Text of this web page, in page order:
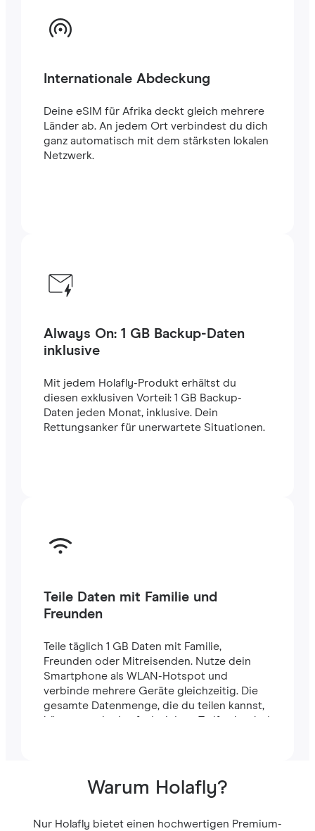
Internationale Abdeckung
Deine eSIM für Afrika deckt gleich mehrere
Länder ab. An jedem Ort verbindest du dich
ganz automatisch mit dem stärksten lokalen
Netzwerk.
Always On: 1 GB Backup-Daten
inklusive
Mit jedem Holafly-Produkt erhältst du
diesen exklusiven Vorteil: 1 GB Backup-
Daten jeden Monat, inklusive. Dein
Rettungsanker für unerwartete Situationen.
Teile Daten mit Familie und
Freunden
Teile täglich 1 GB Daten mit Familie,
Freunden oder Mitreisenden. Nutze dein
Smartphone als WLAN-Hotspot und
verbinde mehrere Geräte gleichzeitig. Die
gesamte Datenmenge, die du teilen kannst,
hängt von der Laufzeit deines Tarifs ab – bei
Warum Holafly?
Nur Holafly bietet einen hochwertigen Premium-